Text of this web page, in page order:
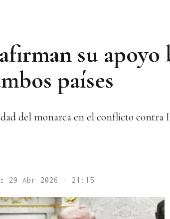
su apoyo
países
del monarca en el conflicto contra
29 Abr 2026 - 21:15